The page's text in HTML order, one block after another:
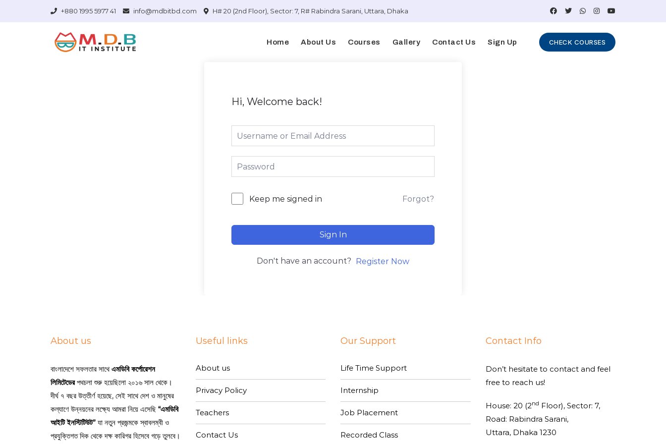
+880 1995 5977 41 info@mdbitbd.com H# 20 (2nd Floor), Sector: 7, R# Rabindra Sarani, Uttara, Dhaka
Home About Us Courses Gallery Contact Us Sign Up CHECK COURSES
Hi, Welcome back!
Keep me signed in Forgot?
Sign In
Don't have an account? Register Now
About us
বাংলাদেশে সফলতার সাথেএমডিবি কর্পোরেশন
লিমিটেডেরপথচলা শুরু হয়েছিলো ২০১৬ সাল থেকে।
দীর্ঘ ৭ বছর উত্তীর্ণ হয়েছে, সেই সাথে দেশ ও মানুষের
কল্যাণে উন্নয়নের লক্ষ্যে আমরা নিয়ে এসেছি “এমডিবি
আইটি ইনস্টিটিউট” যা নতুন প্রজন্মকে স্বাবলম্বী ও
প্রযুক্তিগত দিক থেকে দক্ষ কারিগর হিসেবে গড়ে তুলবে।
Useful links
About us
Privacy Policy
Teachers
Contact Us
Our Support
Life Time Support
Internship
Job Placement
Recorded Class
Contact Info
Don’t hesitate to contact and feel
free to reach us!
House: 20 (2nd Floor), Sector: 7,
Road: Rabindra Sarani,
Uttara, Dhaka 1230